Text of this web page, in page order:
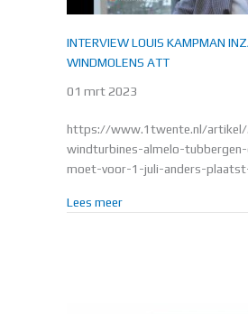
INTERVIEW LOUIS KAMPMAN
WINDMOLENS ATT
01 mrt 2023
https://www.1twente.nl/artikel/
windturbines-almelo-
moet-voor-1-juli-anders-
Lees meerabout INTERVIEW